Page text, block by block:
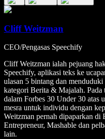
Cliff Weitzman
CEO/Pengasas Speechify
Cliff Weitzman ialah pejuang
Speechify, aplikasi teks ke
ulasan 5 bintang dan
kategori Berita & Majalah. Pada
dalam Forbes 30 Under 30 atas
mesra untuk individu dengan
Weitzman pernah dipaparkan di
Entrepreneur, Mashable dan
lain.